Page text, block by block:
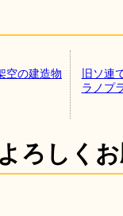
空の建造物
旧ソ連
ラノプ
ろしく